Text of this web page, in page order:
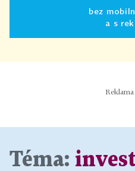
bez
a s
Téma: